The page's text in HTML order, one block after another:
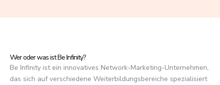
5
Wer oder was ist Be Infinity?
Be Infinity ist ein innovatives Network-Marketing-Unternehmen,
das sich auf verschiedene Weiterbildungsbereiche spezialisiert